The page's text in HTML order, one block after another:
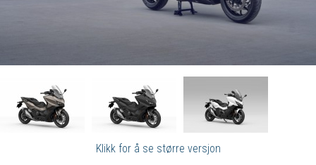
Klikk for å se større versjon